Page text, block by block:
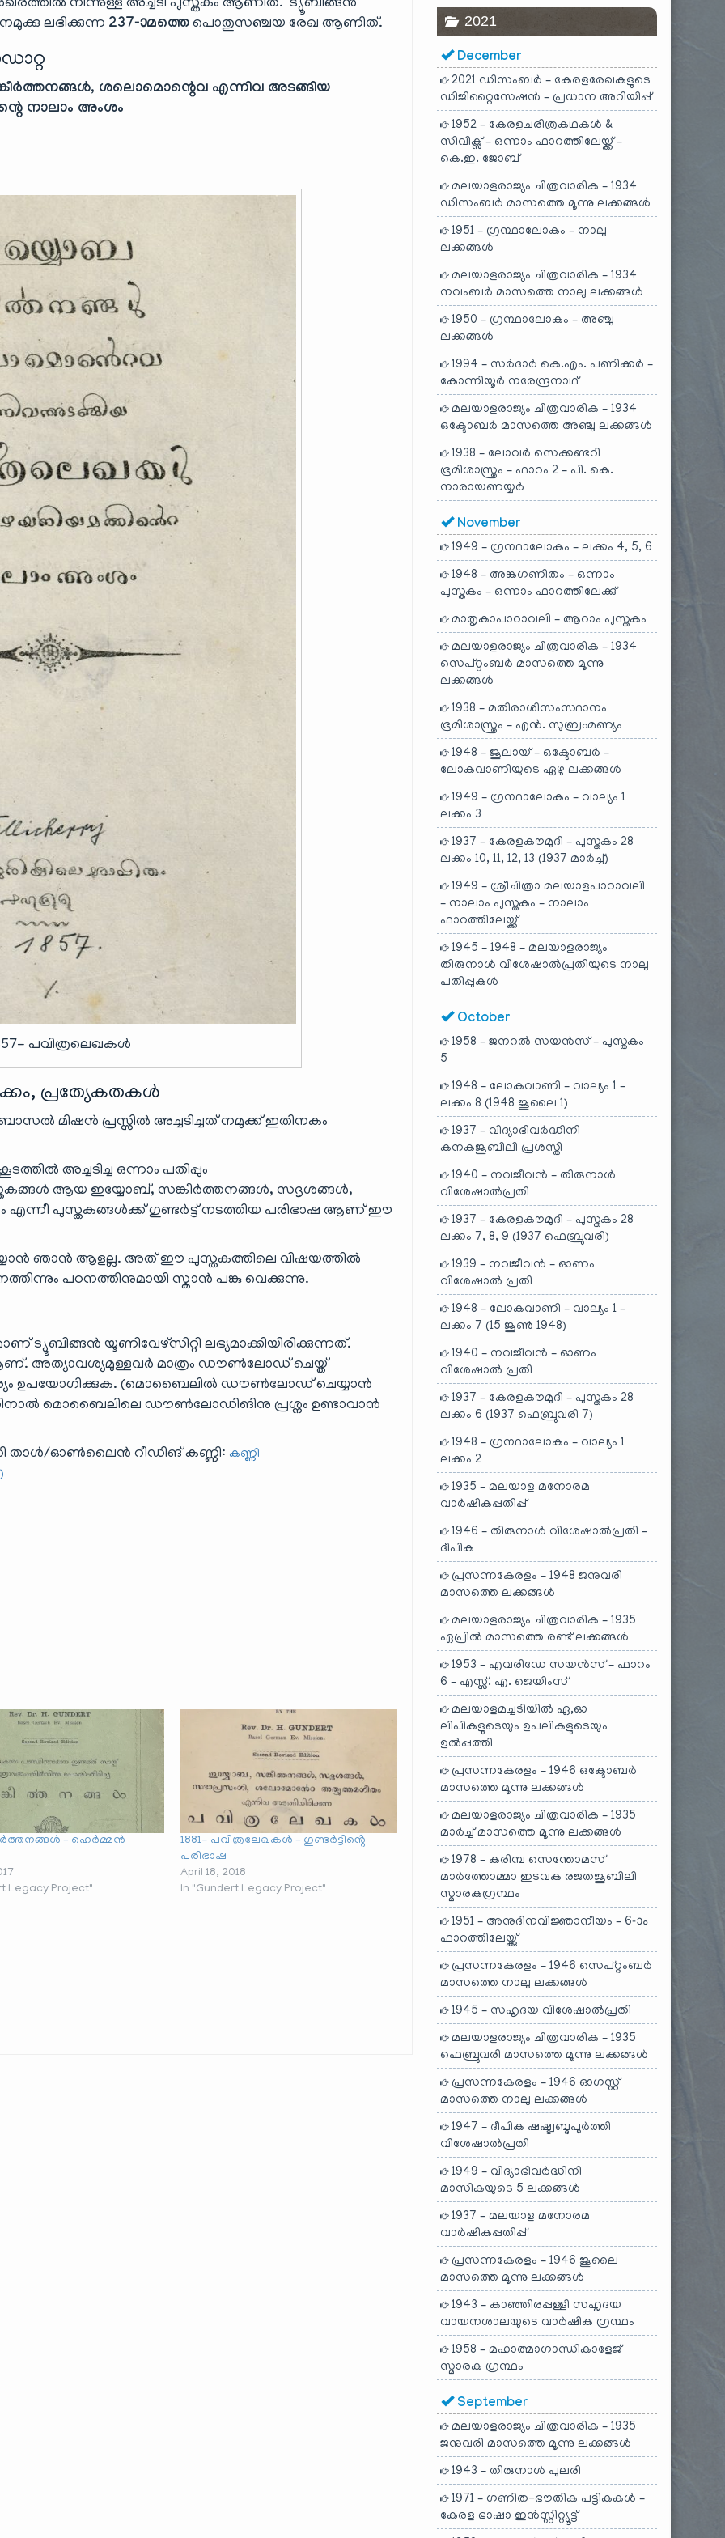
നിന്നുള്ള അച്ചടി പുസ്തകം ആണിത്. ട്യൂബിങ്ങൻ
ലഭിക്കുന്ന 237-ാമത്തെ പൊതുസഞ്ചയ രേഖ ആണിത്.
ശലൊമൊന്റെവ എന്നിവ അടങ്ങിയ
നാലാം അംശം
പവിത്രലെഖകൾ
പ്രത്യേകതകൾ
മിഷൻ പ്രസ്സിൽ അച്ചടിച്ചത് നമുക്ക് ഇതിനകം
അച്ചടിച്ച ഒന്നാം പതിപ്പും
ആയ ഇയ്യോബ്, സങ്കീർത്തനങ്ങൾ, സദൃശങ്ങൾ,
എന്നീ പുസ്തകങ്ങൾക്ക് ഗുണ്ടർട്ട് നടത്തിയ പരിഭാഷ ആണ് ഈ
ഞാൻ ആളല്ല. അത് ഈ പുസ്തകത്തിലെ വിഷയത്തിൽ
പഠനത്തിനുമായി സ്കാൻ പങ്കു വെക്കുന്നു.
യൂണിവേഴ്സിറ്റി ലഭ്യമാക്കിയിരിക്കുന്നത്.
മാത്രം ഡൗൺലോഡ് ചെയ്ത്
ഉപയോഗിക്കുക. (മൊബൈലിൽ ഡൗൺലോഡ് ചെയ്യാൻ
മൊബൈലിലെ ഡൗ‌ൺലോഡിങിനു പ്രശ്നം ഉണ്ടാവാൻ
താൾ/ഓൺലൈൻ റീഡിങ് കണ്ണി: കണ്ണി
– ഹെർമ്മൻ
Legacy Project"
1881- പവിത്രലേഖകൾ – ഗുണ്ടർട്ടിൻ്റെ
പരിഭാഷ
April 18, 2018
In "Gundert Legacy Project"
2021
December
2021 ഡിസംബർ – കേരളരേഖകളുടെ
ഡിജിറ്റൈസേഷൻ – പ്രധാന അറിയിപ്പ്
1952 – കേരളചരിത്രകഥകൾ &
സിവിക്സ് – ഒന്നാം ഫാറത്തിലേയ്ക്ക് –
കെ.ഇ. ജോബ്
മലയാളരാജ്യം ചിത്രവാരിക – 1934
ഡിസംബർ മാസത്തെ മൂന്നു ലക്കങ്ങൾ
1951 – ഗ്രന്ഥാലോകം – നാലു
ലക്കങ്ങൾ
മലയാളരാജ്യം ചിത്രവാരിക – 1934
നവംബർ മാസത്തെ നാലു ലക്കങ്ങൾ
1950 – ഗ്രന്ഥാലോകം – അഞ്ചു
ലക്കങ്ങൾ
1994 – സർദാർ കെ.എം. പണിക്കർ –
കോന്നിയൂർ നരേന്ദ്രനാഥ്
മലയാളരാജ്യം ചിത്രവാരിക – 1934
ഒക്ടോബർ മാസത്തെ അഞ്ചു ലക്കങ്ങൾ
1938 – ലോവർ സെക്കണ്ടറി
ഭൂമിശാസ്ത്രം – ഫാറം 2 – പി. കെ.
നാരായണയ്യർ
November
1949 – ഗ്രന്ഥാലോകം – ലക്കം 4, 5, 6
1948 – അങ്കഗണിതം – ഒന്നാം
പുസ്തകം – ഒന്നാം ഫാറത്തിലേക്കു്
മാതൃകാപാഠാവലി – ആറാം പുസ്തകം
മലയാളരാജ്യം ചിത്രവാരിക – 1934
സെപ്റ്റംബർ മാസത്തെ മൂന്നു
ലക്കങ്ങൾ
1938 – മതിരാശിസംസ്ഥാനം
ഭൂമിശാസ്ത്രം – എൻ. സുബ്രഹ്മണ്യം
1948 – ജൂലായ് – ഒക്ടോബർ –
ലോകവാണിയുടെ ഏഴു ലക്കങ്ങൾ
1949 – ഗ്രന്ഥാലോകം – വാല്യം 1
ലക്കം 3
1937 – കേരളകൗമുദി – പുസ്തകം 28
ലക്കം 10, 11, 12, 13 (1937 മാർച്ച്)
1949 – ശ്രീചിത്രാ മലയാളപാഠാവലി
– നാലാം പുസ്തകം – നാലാം
ഫാറത്തിലേയ്ക്ക്
1945 – 1948 – മലയാളരാജ്യം
തിരുനാൾ വിശേഷാൽപ്രതിയുടെ നാലു
പതിപ്പുകൾ
October
1958 – ജനറൽ സയൻസ് – പുസ്തകം
5
1948 – ലോകവാണി – വാല്യം 1 –
ലക്കം 8 (1948 ജൂലൈ 1)
1937 – വിദ്യാഭിവർദ്ധിനി
കനകജൂബിലി പ്രശസ്തി
1940 – നവജീവൻ – തിരുനാൾ
വിശേഷാൽപ്രതി
1937 – കേരളകൗമുദി – പുസ്തകം 28
ലക്കം 7, 8, 9 (1937 ഫെബ്രുവരി)
1939 – നവജീവൻ – ഓണം
വിശേഷാൽ പ്രതി
1948 – ലോകവാണി – വാല്യം 1 –
ലക്കം 7 (15 ജൂൺ 1948)
1940 – നവജീവൻ – ഓണം
വിശേഷാൽ പ്രതി
1937 – കേരളകൗമുദി – പുസ്തകം 28
ലക്കം 6 (1937 ഫെബ്രുവരി 7)
1948 – ഗ്രന്ഥാലോകം – വാല്യം 1
ലക്കം 2
1935 – മലയാള മനോരമ
വാർഷികപ്പതിപ്പ്
1946 – തിരുനാൾ വിശേഷാൽപ്രതി –
ദീപിക
പ്രസന്നകേരളം – 1948 ജനുവരി
മാസത്തെ ലക്കങ്ങൾ
മലയാളരാജ്യം ചിത്രവാരിക – 1935
ഏപ്രിൽ മാസത്തെ രണ്ട് ലക്കങ്ങൾ
1953 – എവരിഡേ സയൻസ് – ഫാറം
6 – എസ്സ്. എ. ജെയിംസ്
മലയാളമച്ചടിയിൽ ഏ,ഓ
ലിപികളുടെയും ഉപലികളുടെയും
ഉൽപ്പത്തി
പ്രസന്നകേരളം – 1946 ഒക്ടോബർ
മാസത്തെ മൂന്നു ലക്കങ്ങൾ
മലയാളരാജ്യം ചിത്രവാരിക – 1935
മാർച്ച് മാസത്തെ മൂന്നു ലക്കങ്ങൾ
1978 – കരിമ്പ സെന്തോമസ്
മാർത്തോമ്മാ ഇടവക രജതജൂബിലി
സ്മാരകഗ്രന്ഥം
1951 – അനുദിനവിജ്ഞാനീയം – 6-ാം
ഫാറത്തിലേയ്ക്കു്
പ്രസന്നകേരളം – 1946 സെപ്റ്റംബർ
മാസത്തെ നാലു ലക്കങ്ങൾ
1945 – സഹൃദയ വിശേഷാൽപ്രതി
മലയാളരാജ്യം ചിത്രവാരിക – 1935
ഫെബ്രുവരി മാസത്തെ മൂന്നു ലക്കങ്ങൾ
പ്രസന്നകേരളം – 1946 ഓഗസ്റ്റ്
മാസത്തെ നാലു ലക്കങ്ങൾ
1947 – ദീപിക ഷഷ്ട്വബ്ദപൂർത്തി
വിശേഷാൽപ്രതി
1949 – വിദ്യാഭിവർദ്ധിനി
മാസികയുടെ 5 ലക്കങ്ങൾ
1937 – മലയാള മനോരമ
വാർഷികപ്പതിപ്പ്
പ്രസന്നകേരളം – 1946 ജൂലൈ
മാസത്തെ മൂന്നു ലക്കങ്ങൾ
1943 – കാഞ്ഞിരപ്പള്ളി സഹൃദയ
വായനശാലയുടെ വാർഷിക ഗ്രന്ഥം
1958 – മഹാത്മാഗാന്ധികാളേജ്
സ്മാരക ഗ്രന്ഥം
September
മലയാളരാജ്യം ചിത്രവാരിക – 1935
ജനുവരി മാസത്തെ മൂന്നു ലക്കങ്ങൾ
1943 – തിരുനാൾ പുലരി
1971 – ഗണിത-ഭൗതിക പട്ടികകൾ –
കേരള ഭാഷാ ഇൻസ്റ്റിറ്റ്യൂട്ട്